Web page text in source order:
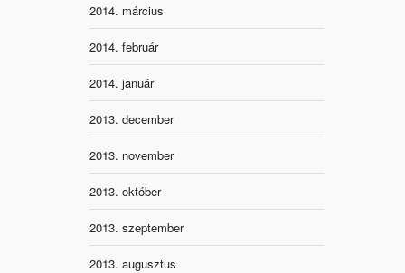
2014. március
2014. február
2014. január
2013. december
2013. november
2013. október
2013. szeptember
2013. augusztus